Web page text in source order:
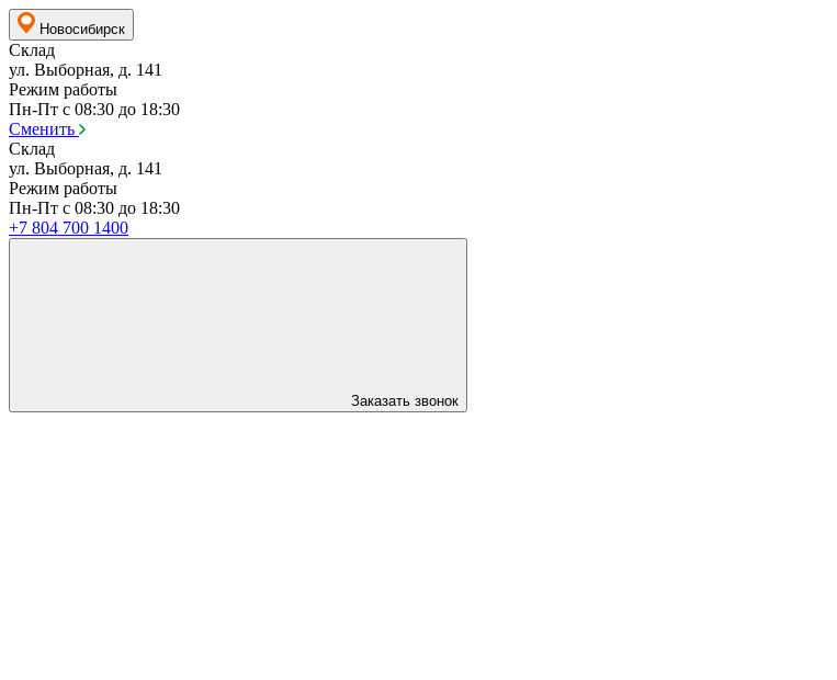
Новосибирск
Склад
ул. Выборная, д. 141
Режим работы
Пн-Пт с 08:30 до 18:30
Сменить
Склад
ул. Выборная, д. 141
Режим работы
Пн-Пт с 08:30 до 18:30
+7 804 700 1400
Заказать звонок